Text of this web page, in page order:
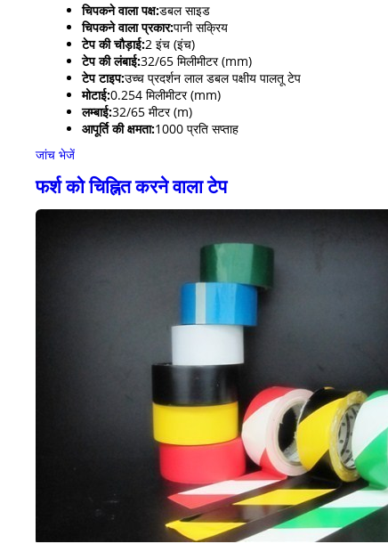
चिपकने वाला पक्ष:डबल साइड
चिपकने वाला प्रकार:पानी सक्रिय
टेप की चौड़ाई:2 इंच (इंच)
टेप की लंबाई:32/65 मिलीमीटर (mm)
टेप टाइप:उच्च प्रदर्शन लाल डबल पक्षीय पालतू टेप
मोटाई:0.254 मिलीमीटर (mm)
लम्बाई:32/65 मीटर (m)
आपूर्ति की क्षमता:1000 प्रति सप्ताह
जांच भेजें
फर्श को चिह्नित करने वाला टेप